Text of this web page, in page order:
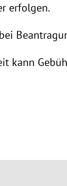
erfolgen.
kann